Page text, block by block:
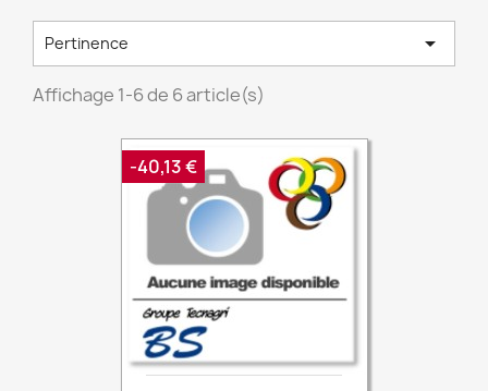
Pertinence 
Affichage 1-6 de 6 article(s)
-40,13 €